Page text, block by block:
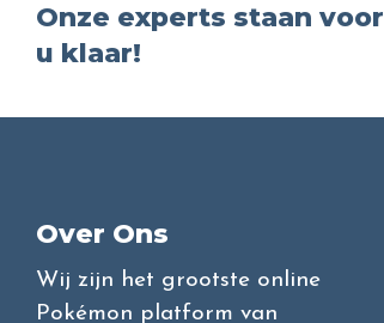
Onze experts staan voor
u klaar!
Over Ons
Wij zijn het grootste online
Pokémon platform van